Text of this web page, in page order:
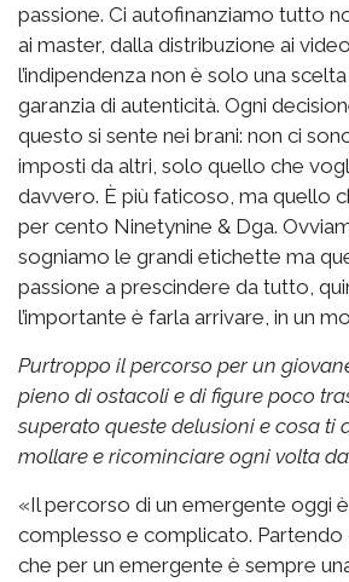
passione. Ci autofinanziamo tutto
ai master, dalla distribuzione ai
l’indipendenza non è solo una
garanzia di autenticità. Ogni
questo si sente nei brani: non ci
imposti da altri, solo quello che
davvero. È più faticoso, ma quello
per cento Ninetynine & Dga.
sogniamo le grandi etichette ma
passione a prescindere da tutto,
l’importante è farla arrivare, in un
Purtroppo il percorso per un
pieno di ostacoli e di figure poco
superato queste delusioni e cosa ti
mollare e ricominciare ogni volta
«Il percorso di un emergente oggi
complesso e complicato. Partendo
che per un emergente è sempre